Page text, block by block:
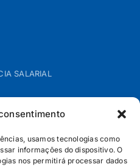
usamos tecnologias como
informações do dispositivo. O
nos permitirá processar dados
SALARIAL